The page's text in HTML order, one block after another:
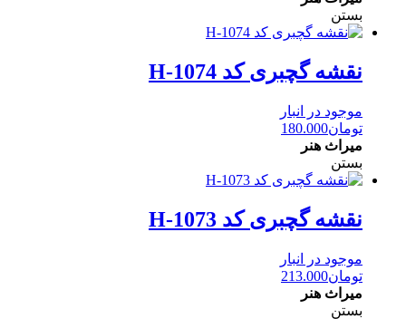
بستن
نقشه گچبری کد H-1074
موجود در انبار
تومان180.000
میراث هنر
بستن
نقشه گچبری کد H-1073
موجود در انبار
تومان213.000
میراث هنر
بستن